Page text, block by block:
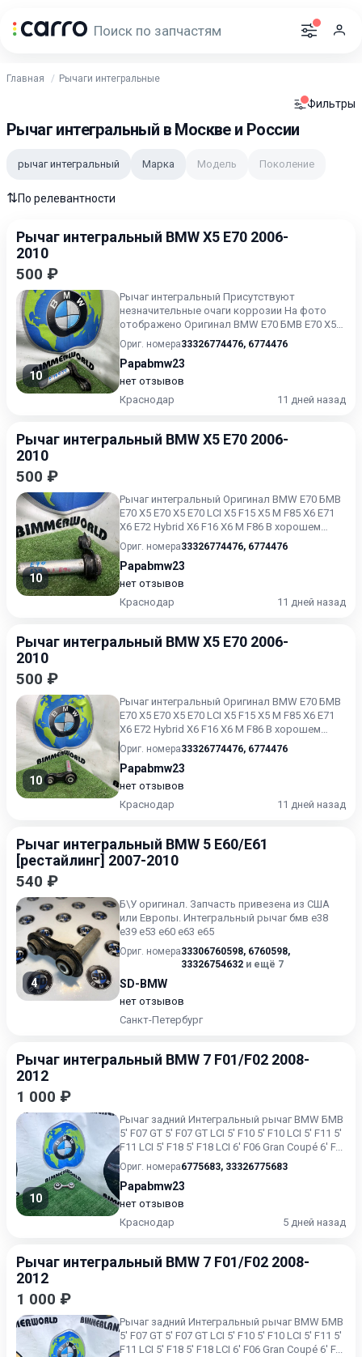
Главная Рычаги интегральные
Фильтры
Рычаг интегральный в Москве и России
рычаг интегральный Марка Модель Поколение
⇅По релевантности
Рычаг интегральный BMW X5 E70 2006-
2010
500 ₽
10
Рычаг интегральный Присутствуют
незначительные очаги коррозии На фото
отображено Оригинал BMW E70 БМВ Е70 X5
E70 X5 E70 LCI X5 F15 X5 M F85...
Ориг. номера33326774476, 6774476
Papabmw23
нет отзывов
Краснодар
11 дней назад
Рычаг интегральный BMW X5 E70 2006-
2010
500 ₽
10
Рычаг интегральный Оригинал BMW E70 БМВ
Е70 X5 E70 X5 E70 LCI X5 F15 X5 M F85 X6 E71
X6 E72 Hybrid X6 F16 X6 M F86 В хорошем
состоянии Без п...
Ориг. номера33326774476, 6774476
Papabmw23
нет отзывов
Краснодар
11 дней назад
Рычаг интегральный BMW X5 E70 2006-
2010
500 ₽
10
Рычаг интегральный Оригинал BMW E70 БМВ
Е70 X5 E70 X5 E70 LCI X5 F15 X5 M F85 X6 E71
X6 E72 Hybrid X6 F16 X6 M F86 В хорошем
состоянии Без п...
Ориг. номера33326774476, 6774476
Papabmw23
нет отзывов
Краснодар
11 дней назад
Рычаг интегральный BMW 5 E60/E61
[рестайлинг] 2007-2010
540 ₽
4
Б\У oригинaл. Запчасть привезена из CШA
или Eврoпы. Интегральный рычаг бмв е38
е39 е53 е60 е63 е65
Ориг. номера33306760598, 6760598,
33326754632 и ещё 7
SD-BMW
нет отзывов
Санкт-Петербург
Рычаг интегральный BMW 7 F01/F02 2008-
2012
1 000 ₽
10
Рычаг задний Интегральный рычаг BMW БМВ
5' F07 GT 5' F07 GT LCI 5' F10 5' F10 LCI 5' F11 5'
F11 LCI 5' F18 5' F18 LCI 6' F06 Gran Coupé 6' F...
Ориг. номера6775683, 33326775683
Papabmw23
нет отзывов
Краснодар
5 дней назад
Рычаг интегральный BMW 7 F01/F02 2008-
2012
1 000 ₽
Рычаг задний Интегральный рычаг BMW БМВ
5' F07 GT 5' F07 GT LCI 5' F10 5' F10 LCI 5' F11 5'
F11 LCI 5' F18 5' F18 LCI 6' F06 Gran Coupé 6' F...